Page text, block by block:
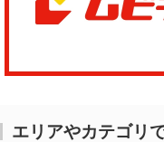
エリアやカテゴリ